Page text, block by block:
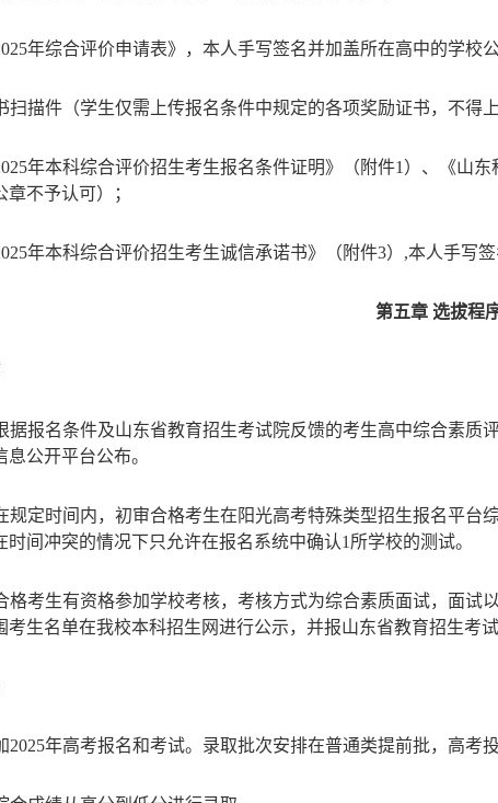
5年综合评价申请表》，本人手写签名并加盖所在高中的学校
扫描件（学生仅需上传报名条件中规定的各项奖励证书，不得
5年本科综合评价招生考生报名条件证明》（附件1）、《山东
不予认可）；
5年本科综合评价招生考生诚信承诺书》（附件3）,本人手写
第五章 选拔程
据报名条件及山东省教育招生考试院反馈的考生高中综合素
公开平台公布。
规定时间内，初审合格考生在阳光高考特殊类型招生报名平
间冲突的情况下只允许在报名系统中确认1所学校的测试。
格考生有资格参加学校考核，考核方式为综合素质面试，面试
生名单在我校本科招生网进行公示，并报山东省教育招生考试
2025年高考报名和考试。录取批次安排在普通类提前批，高考